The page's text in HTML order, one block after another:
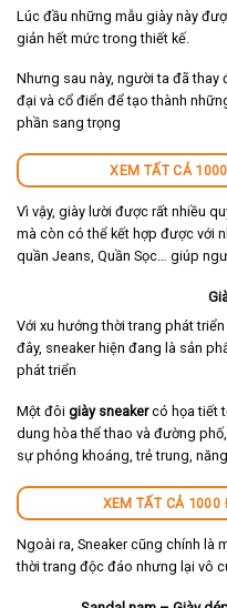
Lúc đầu những mẫu giày này
giản hết mức trong thiết kế.
Nhưng sau này, người ta đã thay
đại và cổ điển để tạo thành
phần sang trọng
XEM TẤT CẢ
Vì vậy, giày lười được rất nhiều
mà còn có thể kết hợp được với
quần Jeans, Quần Sọc… giúp
Với xu hướng thời trang phát
đây, sneaker hiện đang là sản
phát triển
Một đôi giày sneakercó họa tiết
dung hòa thể thao và đường
sự phóng khoáng, trẻ trung,
XEM TẤT CẢ 1000
Ngoài ra, Sneaker cũng chính là
thời trang độc đáo nhưng lại vô